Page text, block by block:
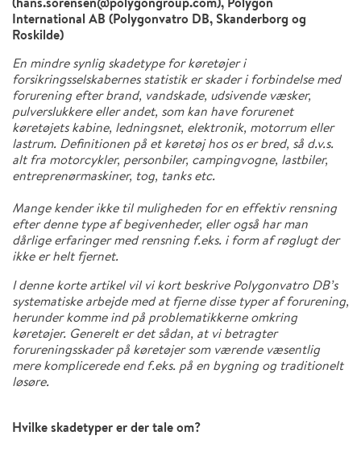
International AB (Polygonvatro DB, Skanderborg og
Roskilde)
En mindre synlig skadetype for køretøjer i
forsikringsselskabernes statistik er skader i forbindelse med
forurening efter brand, vandskade, udsivende væsker,
pulverslukkere eller andet, som kan have forurenet
køretøjets kabine, ledningsnet, elektronik, motorrum eller
lastrum. Definitionen på et køretøj hos os er bred, så d.v.s.
alt fra motorcykler, personbiler, campingvogne, lastbiler,
entreprenørmaskiner, tog, tanks etc.
Mange kender ikke til muligheden for en effektiv rensning
efter denne type af begivenheder, eller også har man
dårlige erfaringer med rensning f.eks. i form af røglugt der
ikke er helt fjernet.
I denne korte artikel vil vi kort beskrive Polygonvatro DB’s
systematiske arbejde med at fjerne disse typer af forurening,
herunder komme ind på problematikkerne omkring
køretøjer. Generelt er det sådan, at vi betragter
forureningsskader på køretøjer som værende væsentlig
mere komplicerede end f.eks. på en bygning og traditionelt
løsøre.
Hvilke skadetyper er der tale om?